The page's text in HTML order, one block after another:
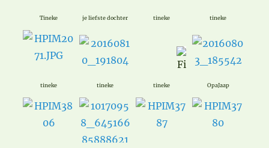
Tineke je liefste dochter tineke tineke
tineke tineke tineke OpaJaap